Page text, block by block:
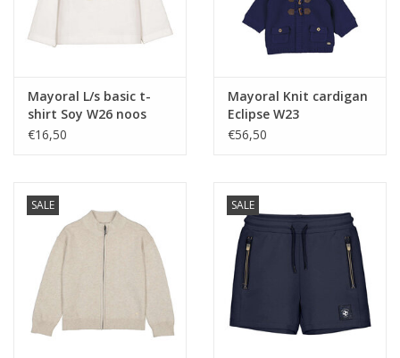
Mayoral L/s basic t-
shirt Soy W26 noos
€16,50
Mayoral Knit cardigan
Eclipse W23
€56,50
SALE SALE